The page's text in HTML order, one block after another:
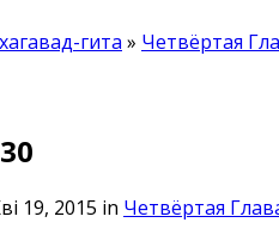
гита » Четвёртая
19, 2015 in Четвёртая